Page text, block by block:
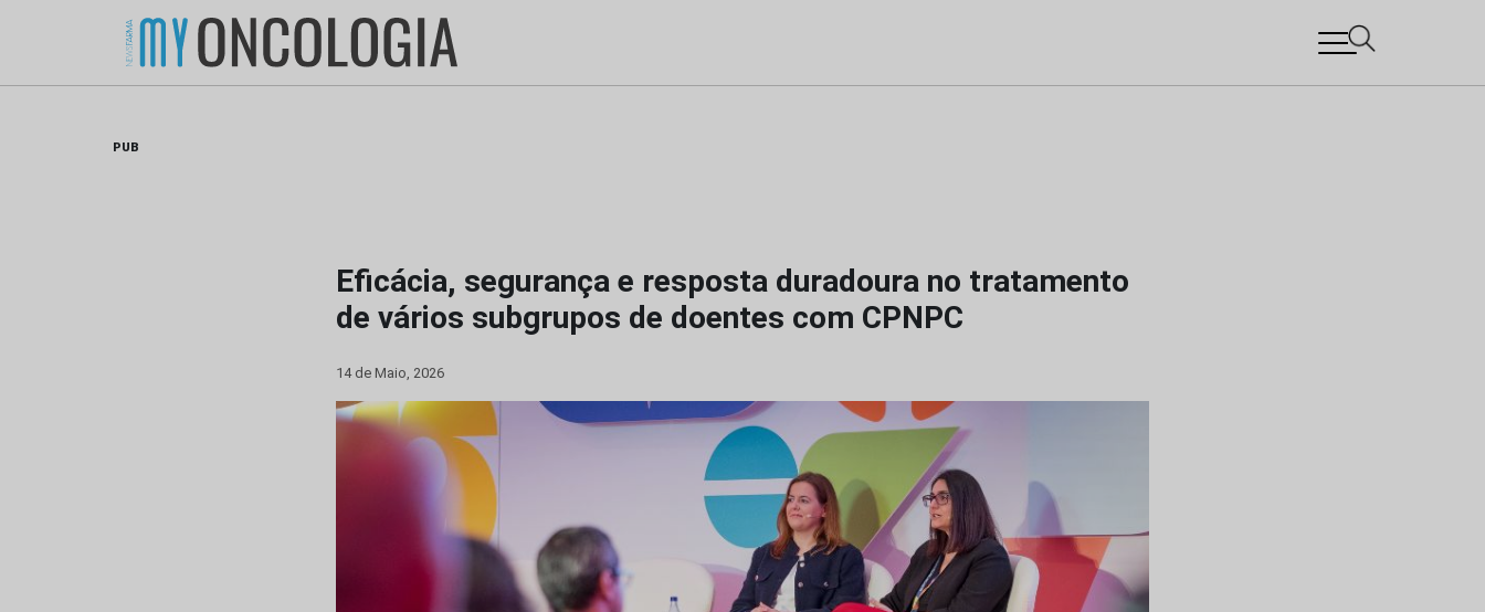
PUB
Eficácia, segurança e resposta duradoura no tratamento
de vários subgrupos de doentes com CPNPC
14 de Maio, 2026